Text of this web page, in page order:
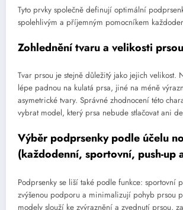
Tyto prvky společně definují optimální
spolehlivým a příjemným pomocníkem
Zohlednění tvaru a velikosti prsou
Tvar prsou je stejně důležitý jako jejich velikost.
lépe padnou na kulatá prsa, jiné na méně
asymetrické tvary. Správné zhodnocení této
vybrat model, který prsa nebude stlačovat ani
Výběr podprsenky podle účelu
(každodenní, sportovní, push-up
Podprsenky se liší také podle funkce: sportovní
zvýšenou podporu a minimalizují pohyb prsou
modely slouží ke zvýraznění a zvednutí prsou,